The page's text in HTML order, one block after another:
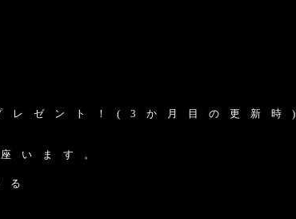
ゼ ン ト ！ ( 3 か 月 目 の 更 新 時 )
い ま す 。
る